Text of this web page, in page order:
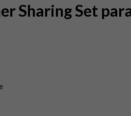
Sharing Set